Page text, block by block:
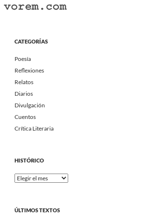
Saltar
Portal Literario Independiente
CATEGORÍAS
Poesía
Reflexiones
Relatos
Diarios
Divulgación
Cuentos
Crítica Literaria
HISTÓRICO
Histórico
ÚLTIMOS TEXTOS